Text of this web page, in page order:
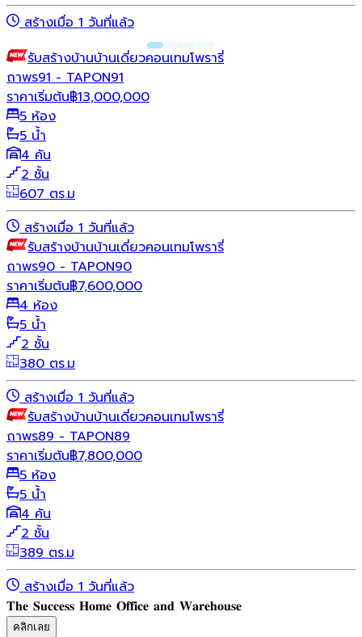
สร้างเมื่อ 1 วันที่แล้ว
รับสร้างบ้านบ้านเดี่ยวคอนเทมโพรารี่
ถาพร91 - TAPON91
ราคาเริ่มต้น฿13,000,000
5 ห้อง
5 น้ำ
4 คัน
2 ชั้น
607 ตร.ม
สร้างเมื่อ 1 วันที่แล้ว
รับสร้างบ้านบ้านเดี่ยวคอนเทมโพรารี่
ถาพร90 - TAPON90
ราคาเริ่มต้น฿7,600,000
4 ห้อง
5 น้ำ
2 ชั้น
380 ตร.ม
สร้างเมื่อ 1 วันที่แล้ว
รับสร้างบ้านบ้านเดี่ยวคอนเทมโพรารี่
ถาพร89 - TAPON89
ราคาเริ่มต้น฿7,800,000
5 ห้อง
5 น้ำ
4 คัน
2 ชั้น
389 ตร.ม
สร้างเมื่อ 1 วันที่แล้ว
𝐓𝐡𝐞 𝐒𝐮𝐜𝐜𝐞𝐬𝐬 𝐇𝐨𝐦𝐞 𝐎𝐟𝐟𝐢𝐜𝐞 𝐚𝐧𝐝 𝐖𝐚𝐫𝐞𝐡𝐨𝐮𝐬𝐞
คลิกเลย